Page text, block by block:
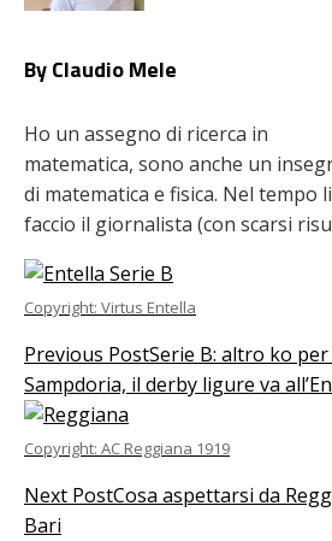
By Claudio Mele
Ho un assegno di ricerca in
matematica, sono anche un
di matematica e fisica. Nel tempo
faccio il giornalista (con scarsi
Copyright: Virtus Entella
Previous PostSerie B: altro ko per
Sampdoria, il derby ligure va
Copyright: AC Reggiana 1919
Next PostCosa aspettarsi da
Bari